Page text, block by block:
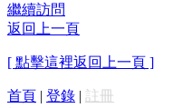
繼續訪問
返回上一頁
[ 點擊這裡返回上一頁 ]
首頁 | 登錄 | 註冊